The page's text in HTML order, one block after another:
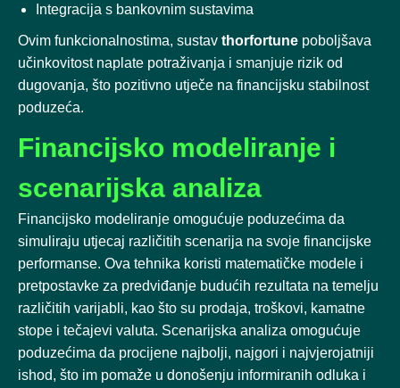
Integracija s bankovnim sustavima
Ovim funkcionalnostima, sustav thorfortune poboljšava
učinkovitost naplate potraživanja i smanjuje rizik od
dugovanja, što pozitivno utječe na financijsku stabilnost
poduzeća.
Financijsko modeliranje i
scenarijska analiza
Financijsko modeliranje omogućuje poduzećima da
simuliraju utjecaj različitih scenarija na svoje financijske
performanse. Ova tehnika koristi matematičke modele i
pretpostavke za predviđanje budućih rezultata na temelju
različitih varijabli, kao što su prodaja, troškovi, kamatne
stope i tečajevi valuta. Scenarijska analiza omogućuje
poduzećima da procijene najbolji, najgori i najvjerojatniji
ishod, što im pomaže u donošenju informiranih odluka i